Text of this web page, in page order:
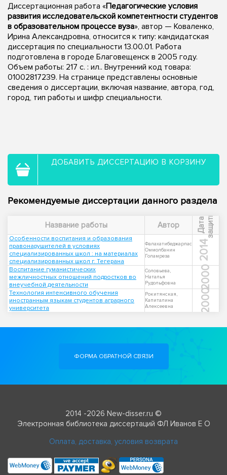
Диссертационная работа «Педагогические условия
развития исследовательской компетентности студентов
в образовательном процессе вуза», автор — Коваленко,
Ирина Александровна, относится к типу: кандидатская
диссертация по специальности 13.00.01. Работа
подготовлена в городе Благовещенск в 2005 году.
Объем работы: 217 с. : ил.. Внутренний код товара:
01002817239. На странице представлены основные
сведения о диссертации, включая название, автора, год,
город, тип работы и шифр специальности.
ДОБАВИТЬ ДИССЕРТАЦИЮ В КОРЗИНУ
Рекомендуемые диссертации данного раздела
Название работы Автор Д
а
т
а
з
а
щ
и
т ы
Особенности воспитания и образования
правонарушителей в условиях
специализированных школ : на материалах
специализированных школ г. Тегерана
Фалахатибеджарпас
Оммолбанин
Голамреза
2014
Воспитание гуманистических
межличностных отношений подростков во
внеучебной деятельности
Соловьева,
Наталья
Рудольфовна
2000
Технология интенсивного обучения
иностранным языкам студентов аграрного
университета
Рокитянская,
Капиталина
Алексеевна
2000
ФОРМА ОБРАТНОЙ СВЯЗИ
2014 -2026 New-disser.ru ©
Электронная библиотека диссертаций ФЛ Иванов Е О
Оплата, доставка, условия возврата